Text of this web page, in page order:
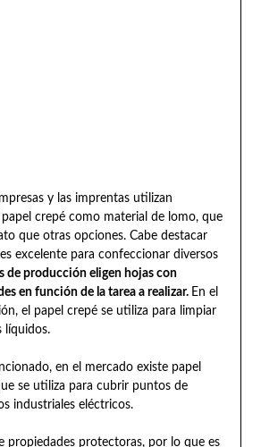
y las imprentas utilizan
crepé como material de lomo, que
que otras opciones. Cabe destacar
excelente para confeccionar diversos
de producción eligen hojas con
en función de la tarea a realizar. En el
el papel crepé se utiliza para limpiar
líquidos.
en el mercado existe papel
se utiliza para cubrir puntos de
industriales eléctricos.
propiedades protectoras, por lo que es